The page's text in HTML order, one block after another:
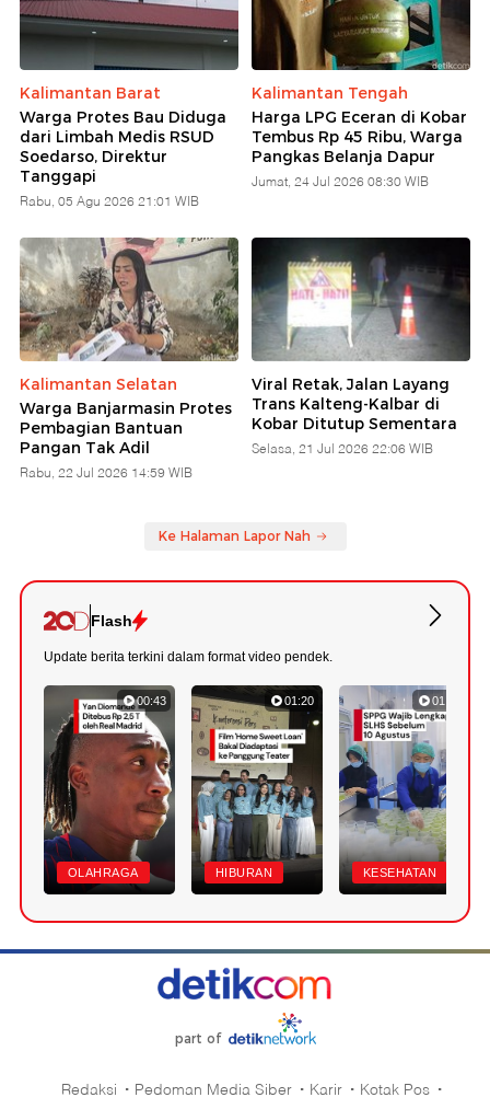
Kalimantan Barat
Warga Protes Bau Diduga
dari Limbah Medis RSUD
Soedarso, Direktur
Tanggapi
Rabu, 05 Agu 2026 21:01 WIB
Kalimantan Tengah
Harga LPG Eceran di Kobar
Tembus Rp 45 Ribu, Warga
Pangkas Belanja Dapur
Jumat, 24 Jul 2026 08:30 WIB
Kalimantan Selatan
Warga Banjarmasin Protes
Pembagian Bantuan
Pangan Tak Adil
Rabu, 22 Jul 2026 14:59 WIB
Viral Retak, Jalan Layang
Trans Kalteng-Kalbar di
Kobar Ditutup Sementara
Selasa, 21 Jul 2026 22:06 WIB
Ke Halaman Lapor Nah
Flash
Update berita terkini dalam format video pendek.
00:43
OLAHRAGA
01:20
HIBURAN
01:07
KESEHATAN
part of
Redaksi Pedoman Media Siber Karir
Kotak Pos